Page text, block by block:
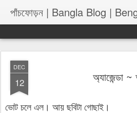
DEC
12 অ্যাজেন্ডা ~
ভোট চলে এল। আয় ছবিটা গোছাই।